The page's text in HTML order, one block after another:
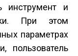
и
При этом
параметрах
пользователь